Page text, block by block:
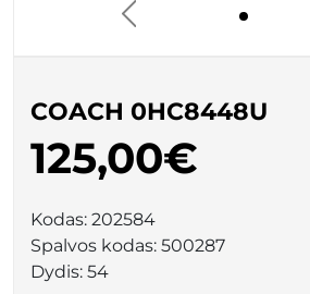
COACH 0HC8448U
125,00€
Kodas: 202584
Spalvos kodas: 500287
Dydis: 54